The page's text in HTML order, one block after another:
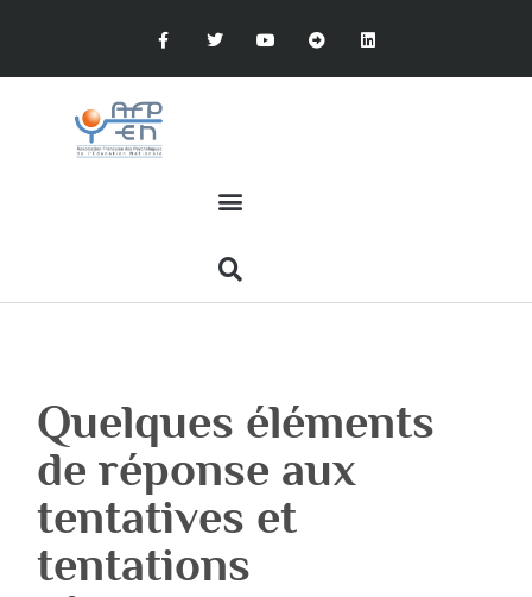
Quelques éléments
de réponse aux
tentatives et
tentations